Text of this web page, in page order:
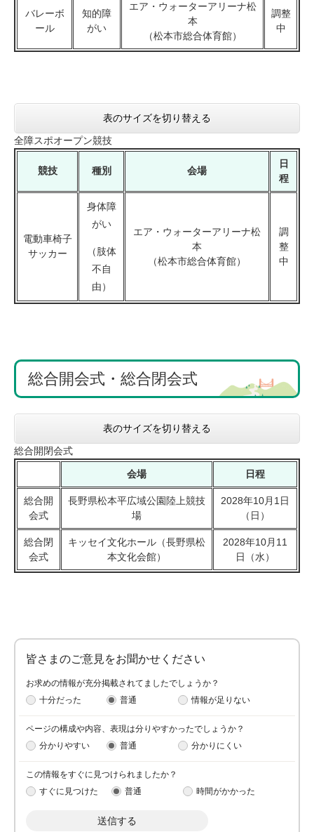
バレーボ
ール
知的障
がい
エア・ウォーターアリーナ松
本
（松本市総合体育館）
調整
中
表のサイズを切り替える
全障スポオープン競技
競技 種別 会場
日
程
電動車椅子
サッカー
身体障
がい
（肢体
不自
由）
エア・ウォーターアリーナ松
本
（松本市総合体育館）
調
整
中
総合開会式・総合閉会式
表のサイズを切り替える
総合開閉会式
会場 日程
総合開
会式
長野県松本平広域公園陸上競技
場
2028年10月1日
（日）
総合閉
会式
キッセイ文化ホール（長野県松
本文化会館）
2028年10月11
日（水）
皆さまのご意見をお聞かせください
お求めの情報が充分掲載されてましたでしょうか？
十分だった
普通 情報が足りない
ページの構成や内容、表現は分りやすかったでしょうか？
分かりやすい
普通 分かりにくい
この情報をすぐに見つけられましたか？
すぐに見つけた
普通 時間がかかった